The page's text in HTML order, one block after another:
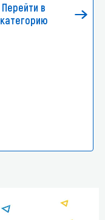
Перейти в
категорию